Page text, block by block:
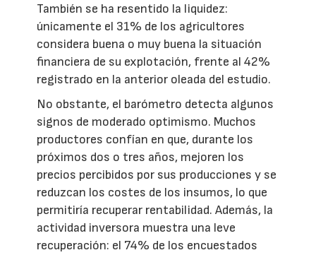
También se ha resentido la liquidez:
únicamente el 31% de los agricultores
considera buena o muy buena la situación
financiera de su explotación, frente al 42%
registrado en la anterior oleada del estudio.
No obstante, el barómetro detecta algunos
signos de moderado optimismo. Muchos
productores confían en que, durante los
próximos dos o tres años, mejoren los
precios percibidos por sus producciones y se
reduzcan los costes de los insumos, lo que
permitiría recuperar rentabilidad. Además, la
actividad inversora muestra una leve
recuperación: el 74% de los encuestados